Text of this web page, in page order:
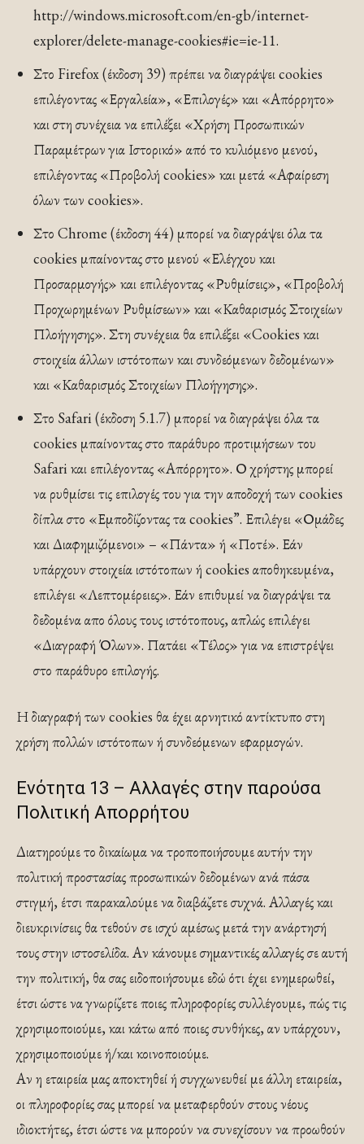
http://windows.microsoft.com/en-gb/internet-
explorer/delete-manage-cookies#ie=ie-11.
Στο Firefox (έκδοση 39) πρέπει να διαγράψει cookies
επιλέγοντας «Εργαλεία», «Επιλογές» και «Απόρρητο»
και στη συνέχεια να επιλέξει «Χρήση Προσωπικών
Παραμέτρων για Ιστορικό» από το κυλιόμενο μενού,
επιλέγοντας «Προβολή cookies» και μετά «Αφαίρεση
όλων των cookies».
Στο Chrome (έκδοση 44) μπορεί να διαγράψει όλα τα
cookies μπαίνοντας στο μενού «Ελέγχου και
Προσαρμογής» και επιλέγοντας «Ρυθμίσεις», «Προβολή
Προχωρημένων Ρυθμίσεων» και «Καθαρισμός Στοιχείων
Πλοήγησης». Στη συνέχεια θα επιλέξει «Cookies και
στοιχεία άλλων ιστότοπων και συνδεόμενων δεδομένων»
και «Καθαρισμός Στοιχείων Πλοήγησης».
Στο Safari (έκδοση 5.1.7) μπορεί να διαγράψει όλα τα
cookies μπαίνοντας στο παράθυρο προτιμήσεων του
Safari και επιλέγοντας «Απόρρητο». Ο χρήστης μπορεί
να ρυθμίσει τις επιλογές του για την αποδοχή των cookies
δίπλα στο «Εμποδίζοντας τα cookies”. Επιλέγει «Ομάδες
και Διαφημιζόμενοι» – «Πάντα» ή «Ποτέ». Εάν
υπάρχουν στοιχεία ιστότοπων ή cookies αποθηκευμένα,
επιλέγει «Λεπτομέρειες». Εάν επιθυμεί να διαγράψει τα
δεδομένα απο όλους τους ιστότοπους, απλώς επιλέγει
«Διαγραφή Όλων». Πατάει «Τέλος» για να επιστρέψει
στο παράθυρο επιλογής.
Η διαγραφή των cookies θα έχει αρνητικό αντίκτυπο στη
χρήση πολλών ιστότοπων ή συνδεόμενων εφαρμογών.
Ενότητα 13 – Αλλαγές στην παρούσα
Πολιτική Απορρήτου
Διατηρούμε το δικαίωμα να τροποποιήσουμε αυτήν την
πολιτική προστασίας προσωπικών δεδομένων ανά πάσα
στιγμή, έτσι παρακαλούμε να διαβάζετε συχνά. Αλλαγές και
διευκρινίσεις θα τεθούν σε ισχύ αμέσως μετά την ανάρτησή
τους στην ιστοσελίδα. Αν κάνουμε σημαντικές αλλαγές σε αυτή
την πολιτική, θα σας ειδοποιήσουμε εδώ ότι έχει ενημερωθεί,
έτσι ώστε να γνωρίζετε ποιες πληροφορίες συλλέγουμε, πώς τις
χρησιμοποιούμε, και κάτω από ποιες συνθήκες, αν υπάρχουν,
χρησιμοποιούμε ή/και κοινοποιούμε.
Αν η εταιρεία μας αποκτηθεί ή συγχωνευθεί με άλλη εταιρεία,
οι πληροφορίες σας μπορεί να μεταφερθούν στους νέους
ιδιοκτήτες, έτσι ώστε να μπορούν να συνεχίσουν να προωθούν